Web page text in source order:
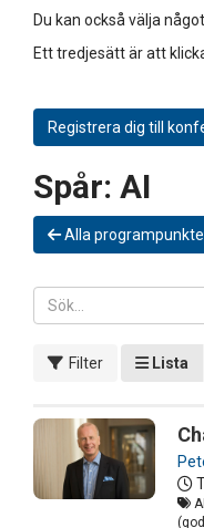
Du kan också välja
Ett tredjesätt är att
Registrera dig till
Spår: AI
Alla
Filter Lista